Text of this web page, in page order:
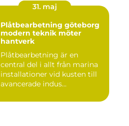
31. maj
Plåtbearbetning göteborg
modern teknik möter
hantverk
Plåtbearbetning är en
central del i allt från marina
installationer vid kusten till
avancerade indus...